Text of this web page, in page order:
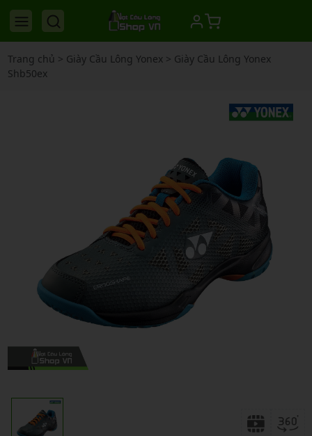
Trang chủ > Giày Cầu Lông Yonex> Giày Cầu Lông Yonex
Shb50ex